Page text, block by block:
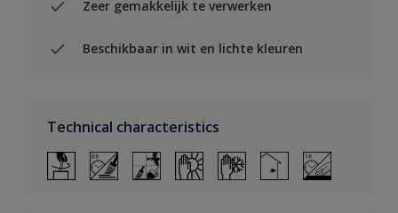
Zeer gemakkelijk te verwerken
Beschikbaar in wit en lichte kleuren
Technical characteristics